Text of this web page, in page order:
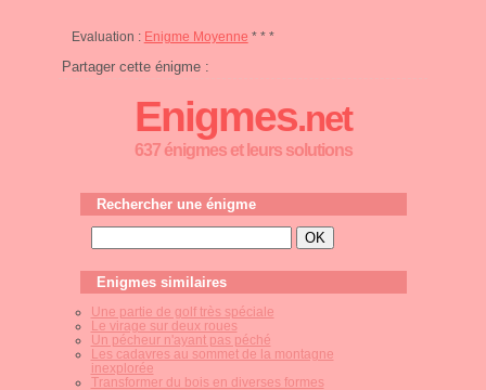
Evaluation : Enigme Moyenne * * *
Partager cette énigme :
Enigmes.net
637 énigmes et leurs solutions
Rechercher une énigme
Enigmes similaires
Une partie de golf très spéciale
Le virage sur deux roues
Un pécheur n'ayant pas péché
Les cadavres au sommet de la montagne
inexplorée
Transformer du bois en diverses formes